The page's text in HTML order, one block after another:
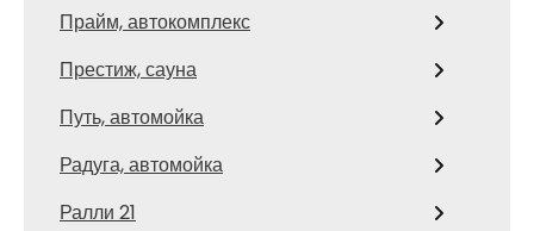
Прайм, автокомплекс
Престиж, сауна
Путь, автомойка
Радуга, автомойка
Ралли 21